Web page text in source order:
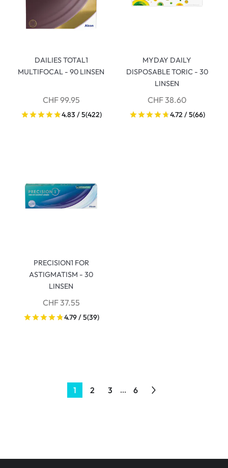
DAILIES TOTAL1
MULTIFOCAL - 90 LINSEN
CHF 99.95
4.83 / 5(422)
MYDAY DAILY
DISPOSABLE TORIC - 30
LINSEN
CHF 38.60
4.72 / 5(66)
PRECISION1 FOR
ASTIGMATISM - 30
LINSEN
CHF 37.55
4.79 / 5(39)
1 2 3 ... 6